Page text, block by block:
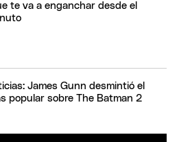
te va a enganchar desde el
James Gunn desmintió el
popular sobre The Batman 2